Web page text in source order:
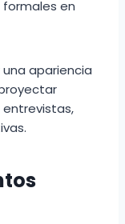
en
apariencia